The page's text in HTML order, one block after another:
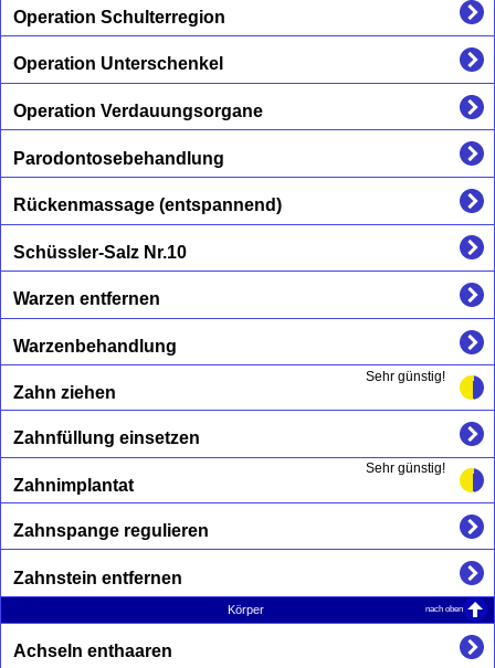
Operation Schulterregion
Operation Unterschenkel
Operation Verdauungsorgane
Parodontosebehandlung
Rückenmassage (entspannend)
Schüssler-Salz Nr.10
Warzen entfernen
Warzenbehandlung
Sehr günstig!
Zahn ziehen
Zahnfüllung einsetzen
Sehr günstig!
Zahnimplantat
Zahnspange regulieren
Zahnstein entfernen
Körper nach oben
Achseln enthaaren